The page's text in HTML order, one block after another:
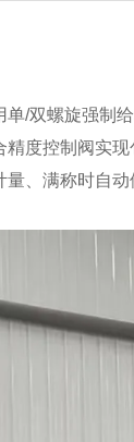
单/双螺旋强
度控制阀实
、满称时自